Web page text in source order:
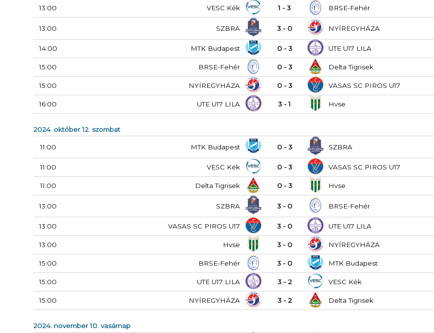
13:00 VESC Kék 1 - 3 BRSE-Fehér
13:00 SZBRA 3 - 0 NYÍREGYHÁZA
14:00 MTK Budapest 0 - 3 UTE U17 LILA
15:00 BRSE-Fehér 0 - 3 Delta Tigrisek
15:00 NYÍREGYHÁZA 0 - 3 VASAS SC PIROS U17
16:00 UTE U17 LILA 3 - 1 Hvse
2024. október 12. szombat
11:00 MTK Budapest 0 - 3 SZBRA
11:00 VESC Kék 0 - 3 VASAS SC PIROS U17
11:00 Delta Tigrisek 0 - 3 Hvse
13:00 SZBRA 3 - 0 BRSE-Fehér
13:00 VASAS SC PIROS U17 3 - 0 UTE U17 LILA
13:00 Hvse 3 - 0 NYÍREGYHÁZA
15:00 BRSE-Fehér 3 - 0 MTK Budapest
15:00 UTE U17 LILA 3 - 2 VESC Kék
15:00 NYÍREGYHÁZA 3 - 2 Delta Tigrisek
2024. november 10. vasárnap